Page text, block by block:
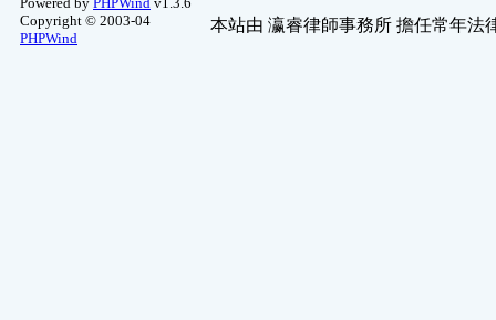
Copyright © 2003-04
PHPWind
本站由 瀛睿律師事務所 擔任常年法